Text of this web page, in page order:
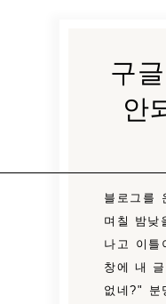
구
안
블로그를
며칠 밤낮
나고 이틀
창에 내
없네?" 분